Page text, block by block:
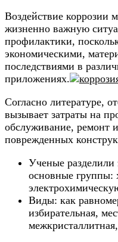
Воздействие коррозии
жизненно важную
профилактики,
экономическими,
последствиями в
приложениях.
Согласно литературе,
вызывает затраты на
обслуживание, ремонт
поврежденных
Ученые разделили
основные группы:
Виды: как
избирательная,